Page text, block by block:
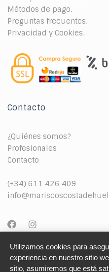
Métodos de pago.
Preguntas frecuentes.
Privacidad y Cookies.
Contacto
¿Quiénes somos?
Profesionales
Contacto
(+34) 611 426 409
Utilizamos cookies para
experiencia en nuestro sitio
sitio, asumiremos que está